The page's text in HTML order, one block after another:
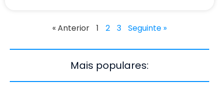
« Anterior 1 2 3 Seguinte »
Mais populares: